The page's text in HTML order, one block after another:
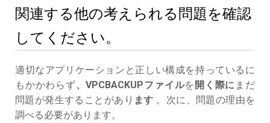
関連する他の考えられる問題を確認
してください。
適切なアプリケーションと正しい構成を持っているに
もかかわらず、VPCBACKUPファイルを 開く際に まだ
問題が発生することがあり ます 。次に、問題の理由を
調べる必要があります。